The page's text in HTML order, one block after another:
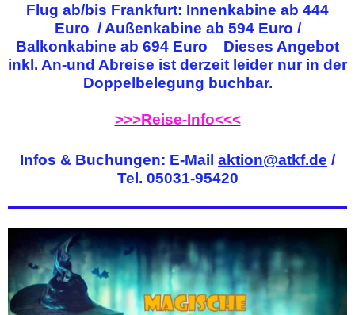
Flug ab/bis Frankfurt: Innenkabine ab 444
Euro / Außenkabine ab 594 Euro /
Balkonkabine ab 694 Euro Dieses Angebot
inkl. An-und Abreise ist derzeit leider nur in der
Doppelbelegung buchbar.
>>>Reise-Info<<<
Infos & Buchungen: E-Mail aktion@atkf.de /
Tel. 05031-95420